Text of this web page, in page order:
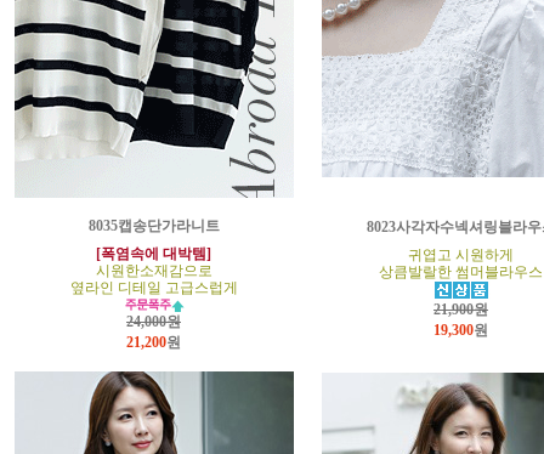
8035캡송단가라니트
[폭염속에 대박템]
시원한소재감으로
옆라인 디테일 고급스럽게
24,000원
21,200원
8023사각자수넥셔링블라우
귀엽고 시원하게
상큼발랄한 썸머블라우스
21,900원
19,300원